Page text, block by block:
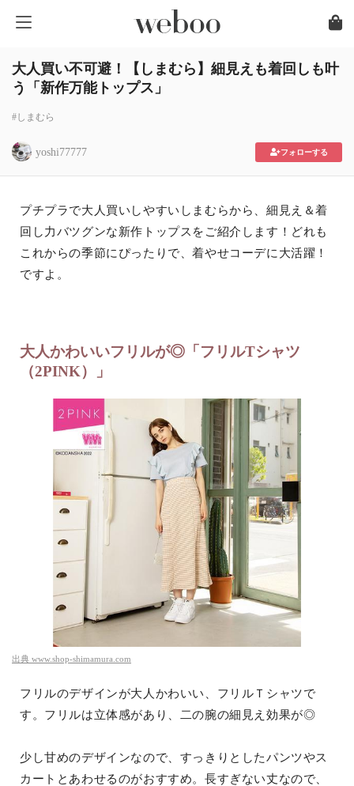
大人買い不可避！【しまむら】細見えも着回しも叶
う「新作万能トップス」
#しまむら
yoshi77777 フォローする
プチプラで大人買いしやすいしまむらから、細見え＆着
回し力バツグンな新作トップスをご紹介します！どれも
これからの季節にぴったりで、着やせコーデに大活躍！
ですよ。
大人かわいいフリルが◎「フリルTシャツ
（2PINK）」
出典 www.shop-shimamura.com
フリルのデザインが大人かわいい、フリルＴシャツで
す。フリルは立体感があり、二の腕の細見え効果が◎
少し甘めのデザインなので、すっきりとしたパンツやス
カートとあわせるのがおすすめ。長すぎない丈なので、